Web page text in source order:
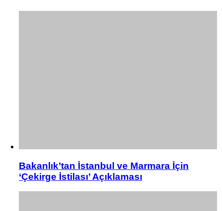
Bakanlık’tan İstanbul ve Marmara İçin
‘Çekirge İstilası’ Açıklaması